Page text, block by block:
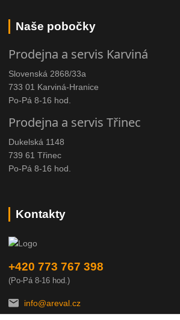
Naše pobočky
Prodejna a servis Karviná
Slovenská 2868/33a
733 01 Karviná-Hranice
Po-Pá 8-16 hod.
Prodejna a servis Třinec
Dukelská 1148
739 61 Třinec
Po-Pá 8-16 hod.
Kontakty
+420 773 767 398
(Po-Pá 8-16 hod.)
info@areval.cz